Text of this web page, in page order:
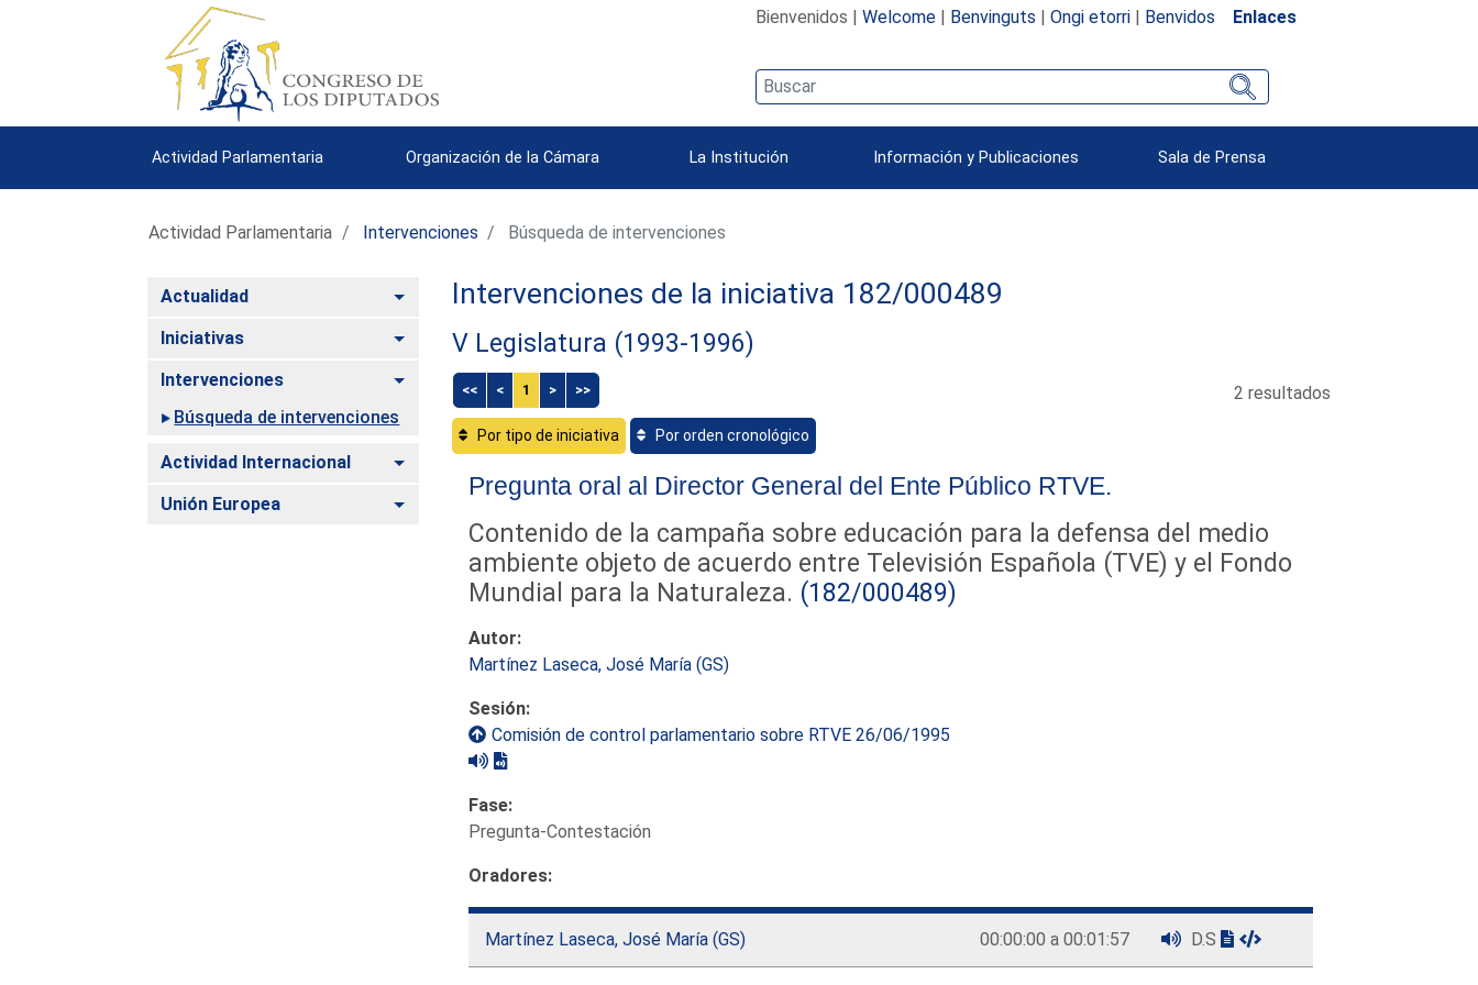
Bienvenidos | Welcome| Benvinguts | Ongi etorri| Benvidos Enlaces
Actividad Parlamentaria Organización de la Cámara La Institución Información y Publicaciones Sala de Prensa
Actividad Parlamentaria Intervenciones Búsqueda de intervenciones
Actualidad Alternar
Iniciativas Alternar
Intervenciones
Alternar
Búsqueda de intervenciones
Actividad Internacional Alternar
Unión Europea Alternar
Intervenciones de la iniciativa 182/000489
V Legislatura (1993-1996)
<< < 1 > >>
Por tipo de iniciativa Por orden cronológico
2 resultados
Pregunta oral al Director General del Ente Público RTVE.
Contenido de la campaña sobre educación para la defensa del medio
ambiente objeto de acuerdo entre Televisión Española (TVE) y el Fondo
Mundial para la Naturaleza. (182/000489)
Autor:
Martínez Laseca, José María (GS)
Sesión:
Comisión de control parlamentario sobre RTVE 26/06/1995
Fase:
Pregunta-Contestación
Oradores:
Martínez Laseca, José María (GS) 00:00:00 a 00:01:57 D.S